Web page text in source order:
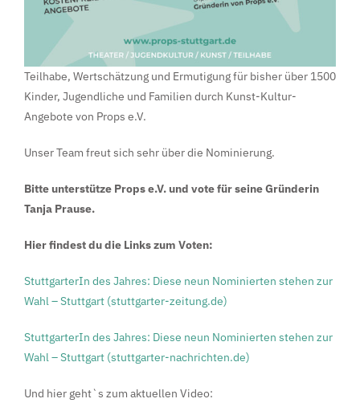
Teilhabe, Wertschätzung und Ermutigung für bisher über 1500
Kinder, Jugendliche und Familien durch Kunst-Kultur-
Angebote von Props e.V.
Unser Team freut sich sehr über die Nominierung.
Bitte unterstütze Props e.V. und vote für seine Gründerin
Tanja Prause.
Hier findest du die Links zum Voten:
StuttgarterIn des Jahres: Diese neun Nominierten stehen zur
Wahl – Stuttgart (stuttgarter-zeitung.de)
StuttgarterIn des Jahres: Diese neun Nominierten stehen zur
Wahl – Stuttgart (stuttgarter-nachrichten.de)
Und hier geht`s zum aktuellen Video: